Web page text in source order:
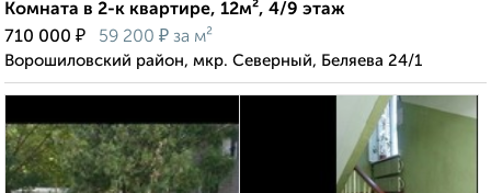
Комната в 2-к квартире, 12м², 4/9 этаж
710 000 ₽ 59 200 ₽ за м²
Ворошиловский район, мкр. Северный, Беляева 24/1